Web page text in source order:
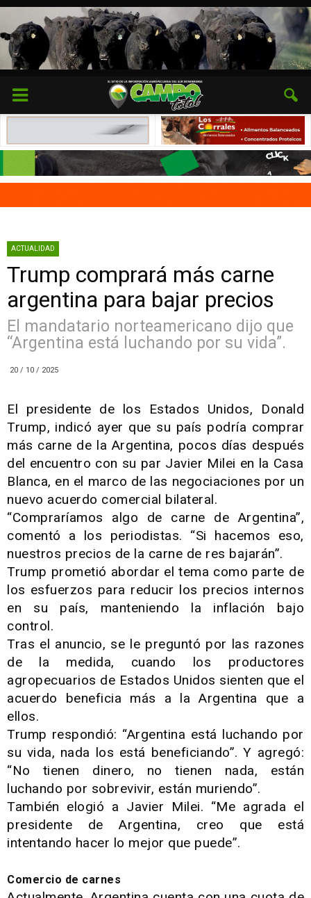
ACTUALIDAD
Trump comprará más carne
argentina para bajar precios
El mandatario norteamericano dijo que
“Argentina está luchando por su vida”.
20 / 10 / 2025
El presidente de los Estados Unidos, Donald
Trump, indicó ayer que su país podría comprar
más carne de la Argentina, pocos días después
del encuentro con su par Javier Milei en la Casa
Blanca, en el marco de las negociaciones por un
nuevo acuerdo comercial bilateral.
“Compraríamos algo de carne de Argentina”,
comentó a los periodistas. “Si hacemos eso,
nuestros precios de la carne de res bajarán”.
Trump prometió abordar el tema como parte de
los esfuerzos para reducir los precios internos
en su país, manteniendo la inflación bajo
control.
Tras el anuncio, se le preguntó por las razones
de la medida, cuando los productores
agropecuarios de Estados Unidos sienten que el
acuerdo beneficia más a la Argentina que a
ellos.
Trump respondió: “Argentina está luchando por
su vida, nada los está beneficiando”. Y agregó:
“No tienen dinero, no tienen nada, están
luchando por sobrevivir, están muriendo”.
También elogió a Javier Milei. “Me agrada el
presidente de Argentina, creo que está
intentando hacer lo mejor que puede”.
Comercio de carnes